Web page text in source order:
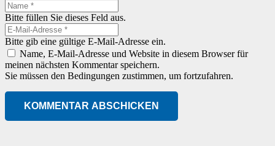
Bitte füllen Sie dieses Feld aus.
Bitte gib eine gültige E-Mail-Adresse ein.
Name, E-Mail-Adresse und Website in diesem Browser für
meinen nächsten Kommentar speichern.
Sie müssen den Bedingungen zustimmen, um fortzufahren.
KOMMENTAR ABSCHICKEN